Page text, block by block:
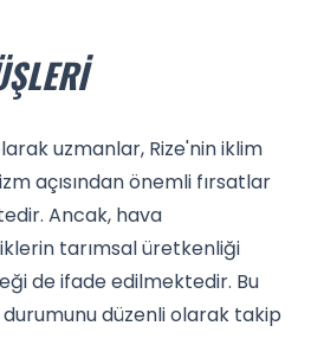
uzmanlar, Rize'nin iklim
açısından önemli fırsatlar
Ancak, hava
tarımsal üretkenliği
de ifade edilmektedir. Bu
düzenli olarak takip